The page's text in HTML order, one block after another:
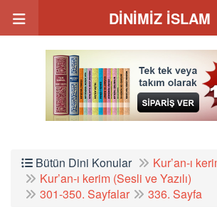
DİNİMİZ İSLAM
Bütün Dini Konular
Kur’an-ı
Kur’an-ı kerim (Sesli ve Yazılı)
301-350. Sayfalar
336. Sayfa